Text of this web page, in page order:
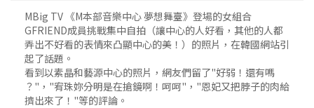
MBig TV 《M本部音樂中心 夢想舞臺》登場的女組合
GFRIEND成員挑戰集中自拍（讓中心的人好看，其他的人都
弄出不好看的表情來凸顯中心的美！）的照片，在韓國網站引
起了話題。
看到以素晶和藝源中心的照片，網友們留了"好弱！還有嗎
？"，"宥珠妳分明是在搶鏡啊！呵呵"，"恩妃又把脖子的肉給
擠出來了！"等的評論。